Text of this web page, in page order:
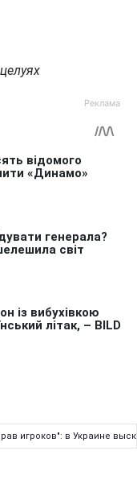
игроков": в Украине